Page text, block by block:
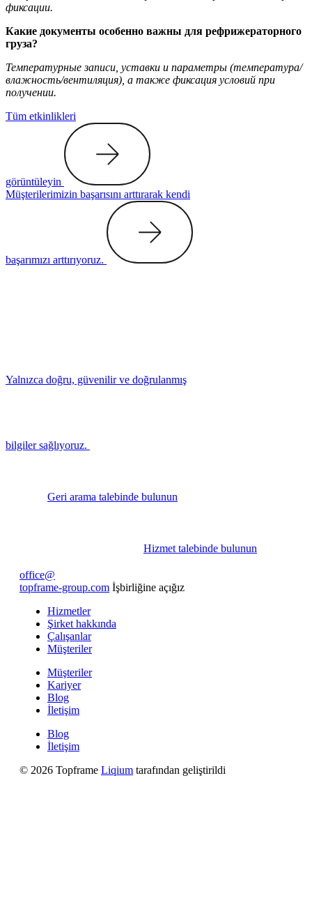
фиксации.
Какие документы особенно важны для рефрижераторного
груза?
Температурные записи, уставки и параметры (температура/
влажность/вентиляция), а также фиксация условий при
получении.
Tüm etkinlikleri
görüntüleyin
Müşterilerimizin başarısını arttırarak kendi
başarımızı arttırıyoruz.
Yalnızca doğru, güvenilir ve doğrulanmış
bilgiler sağlıyoruz.
Geri arama talebinde bulunun
Hizmet talebinde bulunun
office@
topframe-group.com İşbirliğine açığız
Hizmetler
Şirket hakkında
Çalışanlar
Müşteriler
Müşteriler
Kariyer
Blog
İletişim
Blog
İletişim
© 2026 Topframe Liqium tarafından geliştirildi